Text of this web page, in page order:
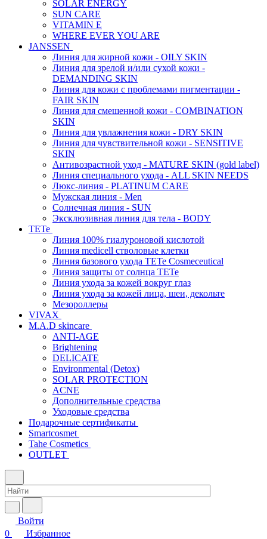
SOLAR ENERGY
SUN CARE
VITAMIN E
WHERE EVER YOU ARE
JANSSEN
Линия для жирной кожи - OILY SKIN
Линия для зрелой и/или сухой кожи -
DEMANDING SKIN
Линия для кожи с проблемами пигментации -
FAIR SKIN
Линия для смешенной кожи - COMBINATION
SKIN
Линия для увлажнения кожи - DRY SKIN
Линия для чувствительной кожи - SENSITIVE
SKIN
Антивозрастной уход - MATURE SKIN (gold label)
Линия специального ухода - ALL SKIN NEEDS
Люкс-линия - PLATINUM CARE
Мужская линия - Men
Солнечная линия - SUN
Эксклюзивная линия для тела - BODY
TETe
Линия 100% гиалуроновой кислотой
Линия medicell стволовые клетки
Линия базового ухода TETe Cosmeceutical
Линия защиты от солнца TETe
Линия ухода за кожей вокруг глаз
Линия ухода за кожей лица, шеи, декольте
Мезороллеры
VIVAX
M.A.D skincare
ANTI-AGE
Brightening
DELICATE
Environmental (Detox)
SOLAR PROTECTION
АCNE
Дополнительные средства
Уходовые средства
Подарочные сертификаты
Smartcosmet
Tahe Cosmetics
OUTLET
Войти
0
Избранное